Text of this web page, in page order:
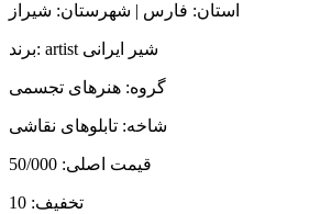
استان: فارس | شهرستان: شیراز
برند: artist شیر ایرانی
گروه: هنرهای تجسمی
شاخه: تابلوهای نقاشی
قیمت اصلی: 50/000
تخفیف: 10